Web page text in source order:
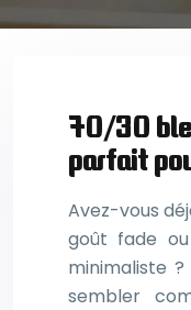
70/30
parfait
Avez-vous
goût fade
minimaliste
sembler